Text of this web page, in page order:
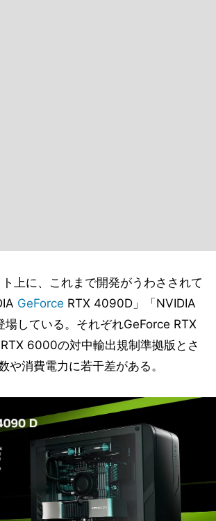
上に、これまで開発がうわさされて
GeForce RTX 4090D」「NVIDIA
場している。それぞれGeForce RTX
6000の対中輸出規制準拠版とさ
や消費電力に若干差がある。